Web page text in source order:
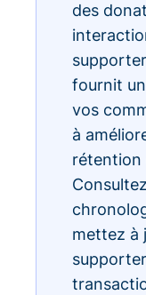
des
fournit
vos
à
rétention
mettez à